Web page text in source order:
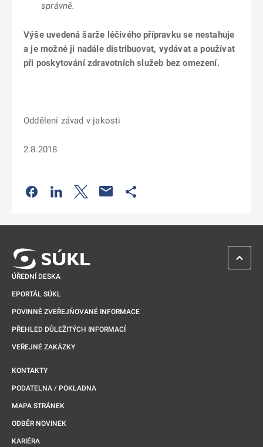
správně.
Výše uvedená šarže léčivého přípravku se nestahuje
a je možné ji nadále distribuovat, vydávat a používat
při poskytování zdravotních služeb bez omezení.
Oddělení závad v jakosti
2.8.2018
Odkaz se otevře na nové kartě
Odkaz se otevře na nové kartě
Odkaz se otevře na nové kartě
ÚŘEDNÍ DESKA
EPORTÁL SÚKL
POVINNĚ ZVEŘEJŇOVANÉ INFORMACE
PŘEHLED DŮLEŽITÝCH INFORMACÍ
VEŘEJNÉ ZAKÁZKY
KONTAKTY
PODATELNA / POKLADNA
MAPA STRÁNEK
ODBĚR NOVINEK
KARIÉRA
ZPĚT